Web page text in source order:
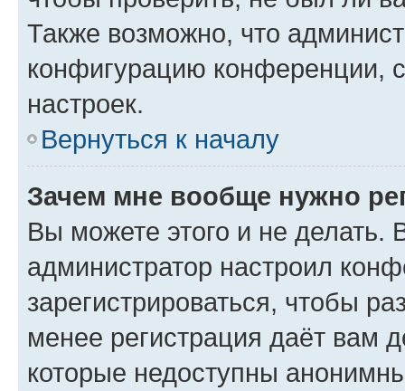
Также возможно, что
конфигурацию конференции,
настроек.
Вернуться к началу
Зачем мне вообще нужно
Вы можете этого и не делать.
администратор настроил
зарегистрироваться, чтобы
менее регистрация даёт вам
которые недоступны